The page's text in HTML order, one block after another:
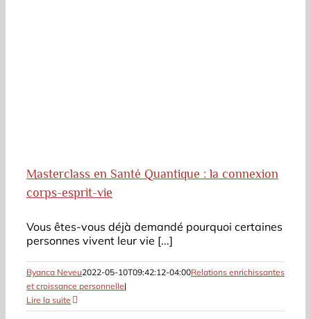
Masterclass en Santé Quantique : la connexion
corps-esprit-vie
Vous êtes-vous déjà demandé pourquoi certaines
personnes vivent leur vie [...]
Byanca Neveu2022-05-10T09:42:12-04:00Relations enrichissantes
et croissance personnelle|
Lire la suite